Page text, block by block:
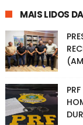
MAIS LIDOS